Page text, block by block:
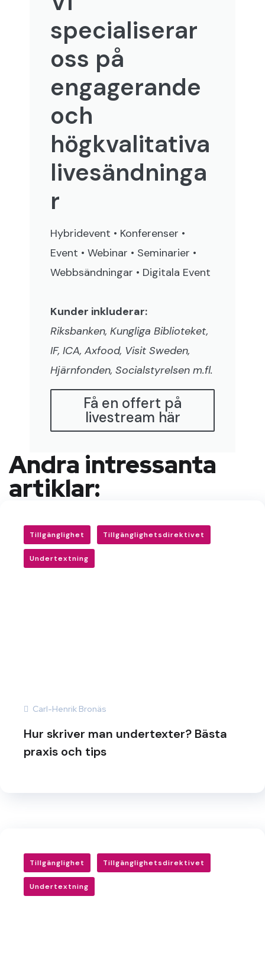
specialiserar
oss på
engagerande
och
högkvalitativa
livesändninga
r
Hybridevent • Konferenser •
Event • Webinar • Seminarier •
Webbsändningar • Digitala Event
Kunder inkluderar:
Riksbanken, Kungliga Biblioteket,
IF, ICA, Axfood, Visit Sweden,
Hjärnfonden, Socialstyrelsen m.fl.
Få en offert på
livestream här
Andra intressanta
artiklar:
Tillgänglighet Tillgänglighetsdirektivet
Undertextning
Carl-Henrik Bronäs
Hur skriver man undertexter? Bästa
praxis och tips
Tillgänglighet Tillgänglighetsdirektivet
Undertextning